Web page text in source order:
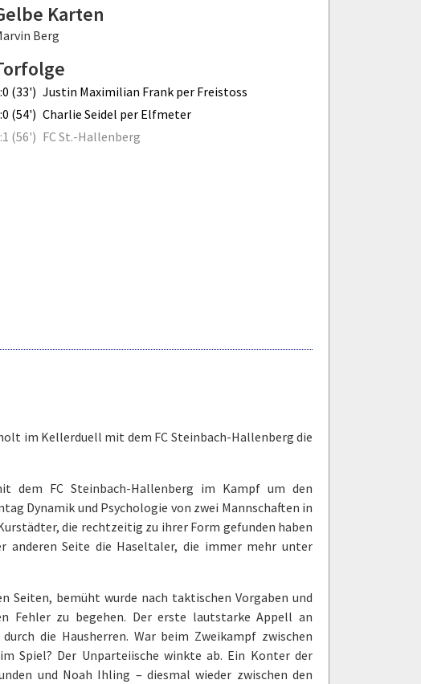
Karten
Berg
(33') Justin Maximilian Frank per Freistoss
(54') Charlie Seidel per Elfmeter
(56') FC St.-Hallenberg
im Kellerduell mit dem FC Steinbach-Hallenberg die
dem FC Steinbach-Hallenberg im Kampf um den
Dynamik und Psychologie von zwei Mannschaften in
die rechtzeitig zu ihrer Form gefunden haben
Seite die Haseltaler, die immer mehr unter
Seiten, bemüht wurde nach taktischen Vorgaben und
Fehler zu begehen. Der erste lautstarke Appell an
die Hausherren. War beim Zweikampf zwischen
Spiel? Der Unparteiische winkte ab. Ein Konter der
und Noah Ihling – diesmal wieder zwischen den